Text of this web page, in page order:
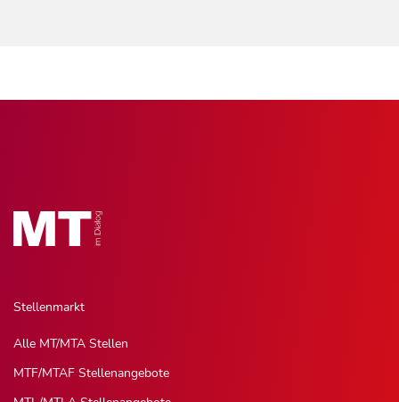
Stellenmarkt
Alle MT/MTA Stellen
MTF/MTAF Stellenangebote